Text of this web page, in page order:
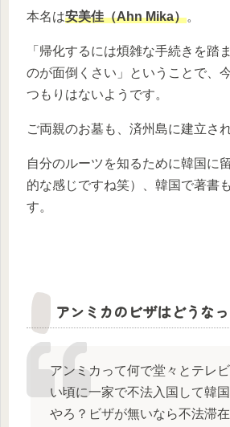
本名は安美佳（Ahn Mika）。
「帰化するには煩雑な手続きを踏
のが面倒くさい」ということで、
つもりはないようです。
ご両親のお墓も、済州島に建立さ
自分のルーツを知るために韓国に
的な感じですね笑）、韓国で著書
す。
アンミカのビザはどうな
アンミカって何で堂々とテレ
い頃に一家で不法入国して韓
やろ？ビザが無いなら不法滞